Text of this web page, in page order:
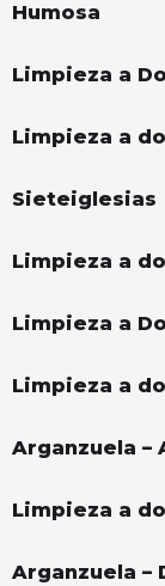
Humosa
Limpieza a
Limpieza a
Sieteiglesias
Limpieza a
Limpieza a
Limpieza a
Arganzuela –
Limpieza a
Arganzuela –